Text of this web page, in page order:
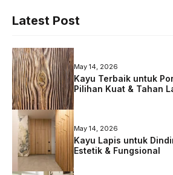
Latest Post
May 14, 2026
Kayu Terbaik untuk
Pilihan Kuat & Tahan
May 14, 2026
Kayu Lapis untuk
Estetik & Fungsional